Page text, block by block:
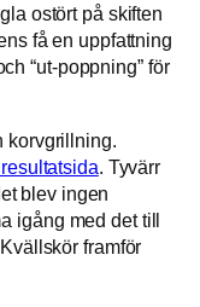
ostört på skiften
få en uppfattning
“ut-poppning” för
korvgrillning.
. Tyvärr
blev ingen
igång med det till
framför